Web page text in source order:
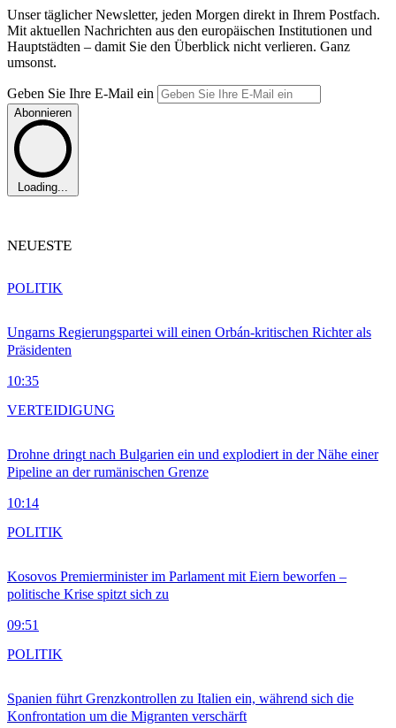
Unser täglicher Newsletter, jeden Morgen direkt in Ihrem Postfach.
Mit aktuellen Nachrichten aus den europäischen Institutionen und
Hauptstädten – damit Sie den Überblick nicht verlieren. Ganz
umsonst.
Geben Sie Ihre E-Mail ein
Abonnieren
Loading...
NEUESTE
Ungarns Regierungspartei will einen Orbán-kritischen Richter als
Präsidenten
10:35
POLITIK
Drohne dringt nach Bulgarien ein und explodiert in der Nähe einer
Pipeline an der rumänischen Grenze
10:14
VERTEIDIGUNG
Kosovos Premierminister im Parlament mit Eiern beworfen –
politische Krise spitzt sich zu
09:51
POLITIK
Spanien führt Grenzkontrollen zu Italien ein, während sich die
Konfrontation um die Migranten verschärft
POLITIK